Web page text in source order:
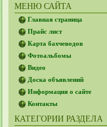
МЕНЮ САЙТА
Главная страница
Прайс лист
Карта бахчеводов
Фотоальбомы
Видео
Доска объявлений
Информация о сайте
Контакты
КАТЕГОРИИ РАЗДЕЛА